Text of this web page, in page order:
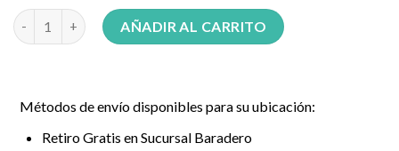
Corta pelo GA.MA Clipper GC 905 cantidad
AÑADIR AL CARRITO
Métodos de envío disponibles para su ubicación:
Retiro Gratis en Sucursal Baradero